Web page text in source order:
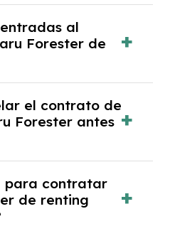
a todo riesgo sin
de las cuotas
al
Forester de
tipo de entrada
exija el proveedor
estudio de viabilidad
el contrato de
Forester antes
por
Es importante revisar
y hablar con un
para contratar
de renting